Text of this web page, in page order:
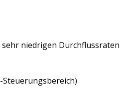
niedrigen Durchflussraten